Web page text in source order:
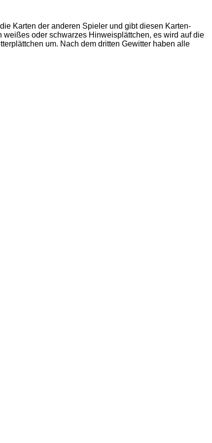
Karten der anderen Spieler und gibt diesen Karten-
weißes oder schwarzes Hinweisplättchen, es wird auf die
um. Nach dem dritten Gewitter haben alle